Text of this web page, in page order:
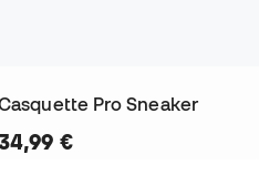
Pro Sneaker
€